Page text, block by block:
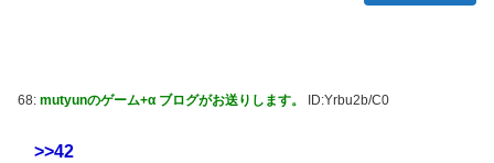
68: mutyunのゲーム+α ブログがお送りします。 ID:Yrbu2b/C0
>>42